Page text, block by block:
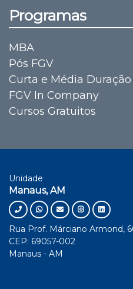
Programas
MBA
Pós FGV
Curta e Média Duração
FGV In Company
Cursos Gratuitos
Unidade
Manaus, AM
Rua Prof. Márciano Armond,
CEP: 69057-002
Manaus - AM